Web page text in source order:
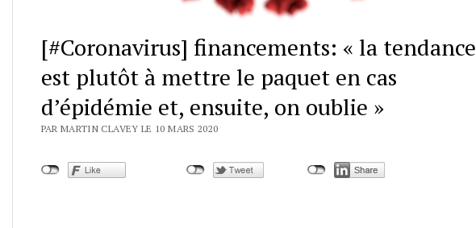
[#Coronavirus] financements: « la tendance
est plutôt à mettre le paquet en cas
d’épidémie et, ensuite, on oublie »
PAR MARTIN CLAVEY LE 10 MARS 2020